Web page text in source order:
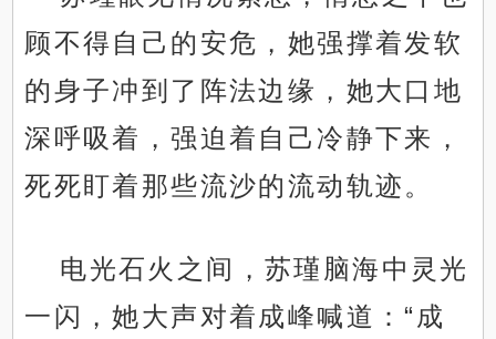
顾不得自己的安危，她强撑着发软
的身子冲到了阵法边缘，她大口地
深呼吸着，强迫着自己冷静下来，
死死盯着那些流沙的流动轨迹。
电光石火之间，苏瑾脑海中灵光
一闪，她大声对着成峰喊道：“成